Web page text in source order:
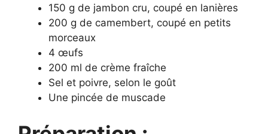
150 g de jambon cru, coupé en lanières
200 g de camembert, coupé en petits
morceaux
4 œufs
200 ml de crème fraîche
Sel et poivre, selon le goût
Une pincée de muscade